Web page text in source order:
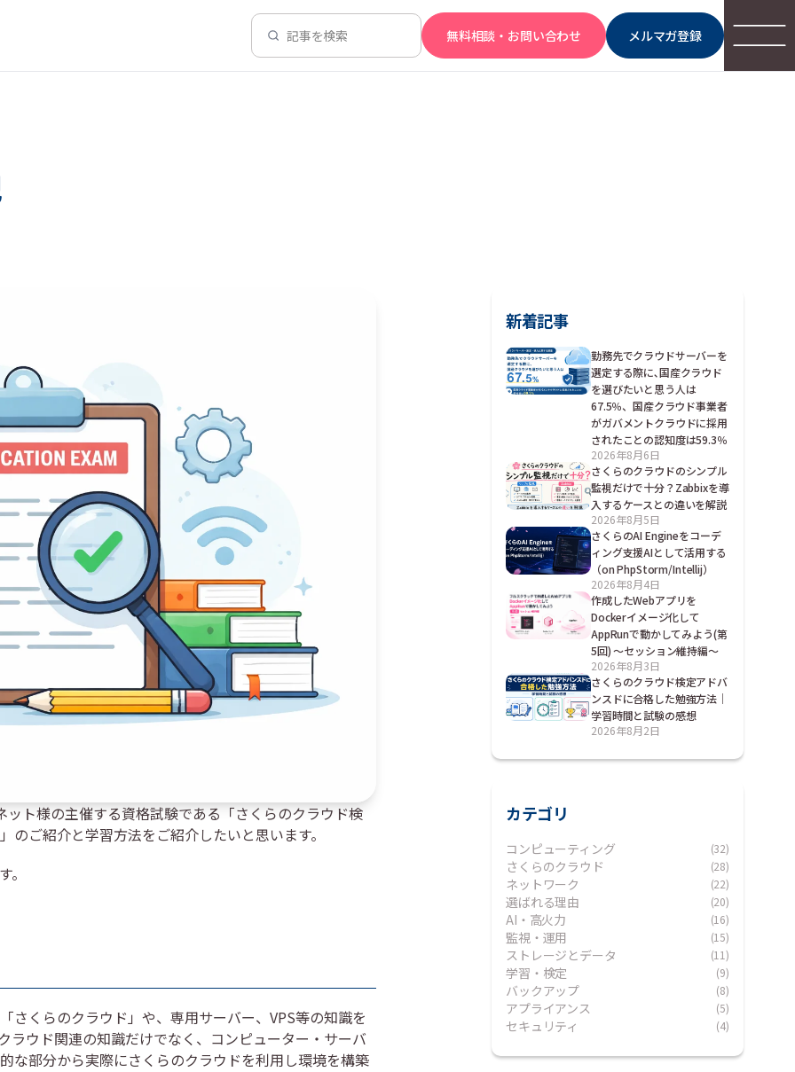
記事を検索 無料相談・お問い合わせ メルマガ登録
ト様の主催する資格試験である「さくらのクラウド検
ご紹介と学習方法をご紹介したいと思います。
くらのクラウド」や、専用サーバー、VPS等の知識を
ラウド関連の知識だけでなく、コンピューター・サーバ
な部分から実際にさくらのクラウドを利用し環境を構築
新着記事
勤務先でクラウドサーバーを
選定する際に､国産クラウド
を選びたいと思う人は
67.5％、国産クラウド事業者
がガバメントクラウドに採用
されたことの認知度は59.3％
2026年8月6日
さくらのクラウドのシンプル
監視だけで十分？Zabbixを導
入するケースとの違いを解説
2026年8月5日
さくらのAI Engineをコーデ
ィング支援AIとして活用する
（on PhpStorm/Intellij）
2026年8月4日
作成したWebアプリを
Dockerイメージ化して
AppRunで動かしてみよう(第
5回) ～セッション維持編～
2026年8月3日
さくらのクラウド検定アドバ
ンスドに合格した勉強方法｜
学習時間と試験の感想
2026年8月2日
カテゴリ
コンピューティング (32)
さくらのクラウド (28)
ネットワーク (22)
選ばれる理由 (20)
AI・高火力 (16)
監視・運用 (15)
ストレージとデータ (11)
学習・検定 (9)
バックアップ (8)
アプライアンス (5)
セキュリティ (4)